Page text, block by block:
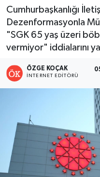
Cumhurbaşkanlığı
Dezenformasyonla
"SGK 65 yaş üzeri
vermiyor" iddialarını
ÖZGE KOÇAK
İNTERNET EDITÖRÜ
Magazin
Spor
Sağlık
Teknoloji
Turizm
Kültür - Sanat
Lider Haber TV
Süper Lig Puan
Tüm Manşetler
Son Dakika
Haber Arşivi